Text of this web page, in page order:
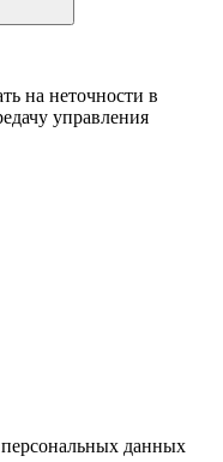
на неточности в
управления
персональных данных